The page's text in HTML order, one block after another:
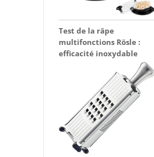
Test de la râpe
multifonctions Rösle :
efficacité inoxydable